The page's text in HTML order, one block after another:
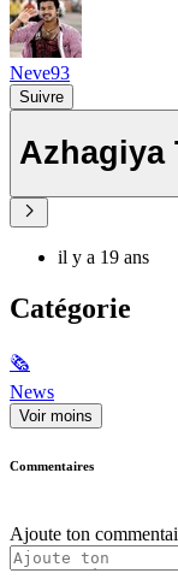
Neve93
Suivre
Azhagiya
il y a 19 ans
Catégorie
🗞
News
Voir moins
Commentaires
Ajoute ton